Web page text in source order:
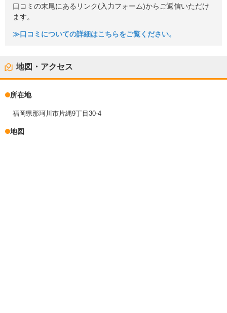
口コミの末尾にあるリンク(入力フォーム)からご返信いただけ
ます。
≫口コミについての詳細はこちらをご覧ください。
地図・アクセス
所在地
福岡県那珂川市片縄9丁目30-4
地図